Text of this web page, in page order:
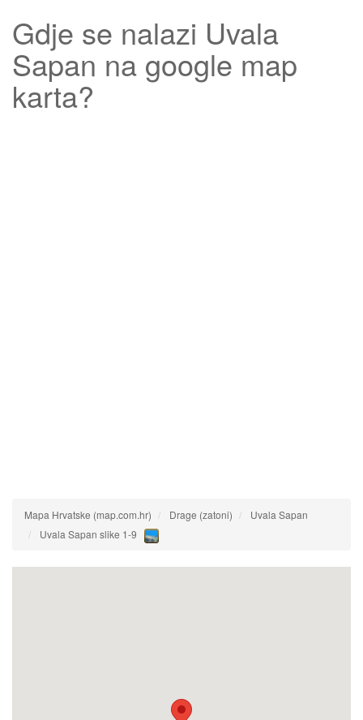
Gdje se nalazi Uvala
Sapan na google map
karta?
Mapa Hrvatske (map.com.hr) Drage (zatoni)
Uvala Sapan
Uvala Sapan slike 1-9